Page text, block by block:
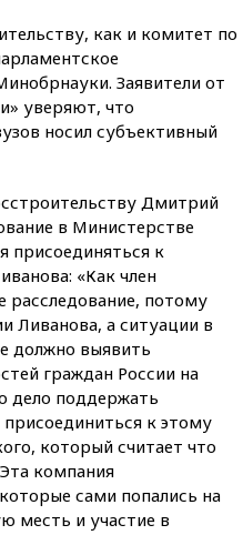
как и комитет по
Заявители от
уверяют, что
носил субъективный
Дмитрий
в Министерстве
присоединяться к
«Как член
потому
Ливанова, а ситуации в
должно выявить
граждан России на
дело поддержать
присоединиться к этому
который считает что
компания
сами попались на
месть и участие в